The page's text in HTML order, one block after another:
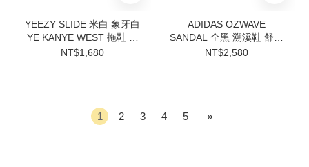
YEEZY SLIDE 米白 象牙白
YE KANYE WEST 拖鞋 鋸
齒 休閒 YS-01
NT$1,680
ADIDAS OZWAVE
SANDAL 全黑 溯溪鞋 舒適
防滑 抗沖擊 愛迪達 男女同
NT$2,580
1 2 3 4 5 »